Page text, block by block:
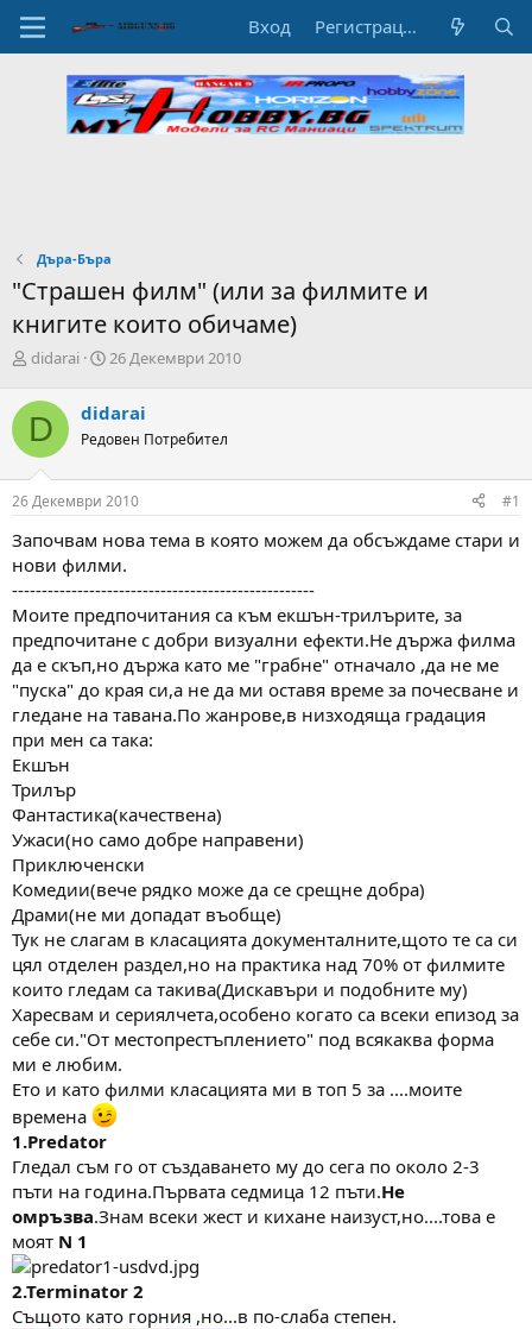
Вход Регистрация
Дъра-Бъра
"Страшен филм" (или за филмите и
книгите които обичаме)
А
т
о
р
н
а
т
м
а
т
а
didarai
Н
а
л
а
Д
т
а
26 Декември 2010
D didarai
Редовен Потребител
26 Декември 2010 #1
Започвам нова тема в която можем да обсъждаме стари и
нови филми.
---------------------------------------------------
Моите предпочитания са към екшън-трилърите, за
предпочитане с добри визуални ефекти.Не държа филма
да е скъп,но държа като ме "грабне" отначало ,да не ме
"пуска" до края си,а не да ми оставя време за почесване и
гледане на тавана.По жанрове,в низходяща градация
при мен са така:
Екшън
Трилър
Фантастика(качествена)
Ужаси(но само добре направени)
Приключенски
Комедии(вече рядко може да се срещне добра)
Драми(не ми допадат въобще)
Тук не слагам в класацията документалните,щото те са си
цял отделен раздел,но на практика над 70% от филмите
които гледам са такива(Дискавъри и подобните му)
Харесвам и сериялчета,особено когато са всеки епизод за
себе си."От местопрестъплението" под всякаква форма
ми е любим.
Ето и като филми класацията ми в топ 5 за ....моите
времена
1.Predator
Гледал съм го от създаването му до сега по около 2-3
пъти на година.Първата седмица 12 пъти.Не
омръзва.Знам всеки жест и кихане наизуст,но....това е
моят N 1
2.Terminator 2
Същото като горния ,но...в по-слаба степен.